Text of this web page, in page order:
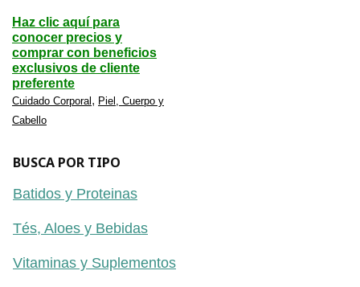
Haz clic aquí para
conocer precios y
comprar con beneficios
exclusivos de cliente
preferente
Cuidado Corporal , Piel, Cuerpo y
Cabello
BUSCA POR TIPO
Batidos y Proteinas
Tés, Aloes y Bebidas
Vitaminas y Suplementos